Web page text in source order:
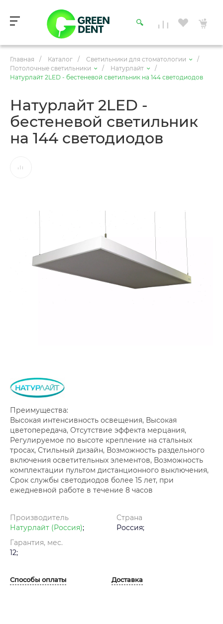
Главная / Каталог / Светильники для стоматологии
/
Потолочные светильники
/ Натурлайт
/
Натурлайт 2LED - бестеневой светильник на 144 светодиодов
Натурлайт 2LED -
бестеневой светильник
на 144 светодиодов
Преимущества:
Высокая интенсивность освещения, Высокая
цветопередача, Отсутствие эффекта мерцания,
Регулируемое по высоте крепление на стальных
тросах, Стильный дизайн, Возможность раздельного
включения осветительных элементов, Возможность
комплектации пультом дистанционного выключения,
Срок службы светодиодов более 15 лет, при
ежедневной работе в течение 8 часов
Производитель
Натурлайт (Россия);
Страна
Россия;
Гарантия, мес.
12;
Способы оплаты Доставка